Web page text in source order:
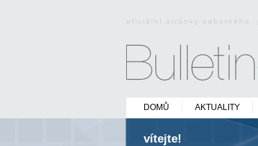
oficiální stránky odborného
DOMŮ AKTUALITY
vítejte!